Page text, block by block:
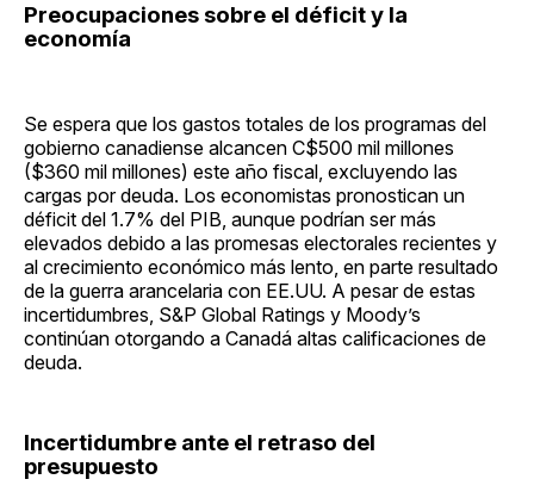
Preocupaciones sobre el déficit y la
economía
Se espera que los gastos totales de los programas del
gobierno canadiense alcancen C$500 mil millones
($360 mil millones) este año fiscal, excluyendo las
cargas por deuda. Los economistas pronostican un
déficit del 1.7% del PIB, aunque podrían ser más
elevados debido a las promesas electorales recientes y
al crecimiento económico más lento, en parte resultado
de la guerra arancelaria con EE.UU. A pesar de estas
incertidumbres, S&P Global Ratings y Moody’s
continúan otorgando a Canadá altas calificaciones de
deuda.
Incertidumbre ante el retraso del
presupuesto